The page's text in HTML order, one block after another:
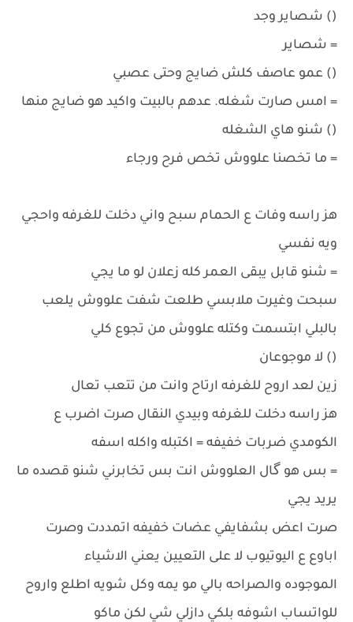
() شصاير وجد
= شصاير
() عمو عاصف كلش ضايج وحتى عصبي
= امس صارت شغله. عدهم بالبيت واكيد هو ضايج منها
() شنو هاي الشغله
= ما تخصنا علووش تخص فرح ورجاء
هز راسه وفات ع الحمام سبح واني دخلت للغرفه واحجي
ويه نفسي
= شنو قابل يبقى العمر كله زعلان لو ما يجي
سبحت وغيرت ملابسي طلعت شفت علووش يلعب
بالبلي ابتسمت وكتله علووش من تجوع كلي
() لا موجوعان
زين لعد اروح للغرفه ارتاح وانت من تتعب تعال
هز راسه دخلت للغرفه وبيدي النقال صرت اضرب ع
الكومدي ضربات خفيفه = اكتبله واكله اسفه
= بس هو گال العلووش انت بس تخابرني شنو قصده ما
يريد يجي
صرت اعض بشفايفي عضات خفيفه اتمددت وصرت
اباوع ع اليوتيوب لا على التعيين يعني الاشياء
الموجوده والصراحه بالي مو يمه وكل شويه اطلع واروح
للواتساب اشوفه بلكي دازلي شي لكن ماكو